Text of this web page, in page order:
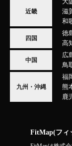
近畿
滋
和
四国
徳
高
中国
広
鳥
九州・沖縄
福
熊
鹿
FitMap(フィ